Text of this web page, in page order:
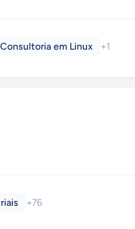
Consultoria em Linux +1
+76